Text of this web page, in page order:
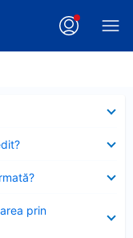
prin